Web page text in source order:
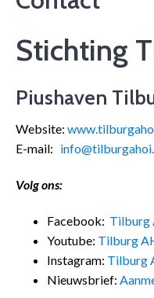
Stichting
Piushaven
Website:
E-mail:
Volg ons:
Facebook: Tilburg
Youtube: Tilburg
Instagram: Tilburg
Nieuwsbrief: